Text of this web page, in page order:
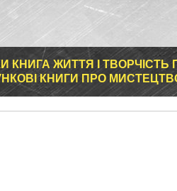
КНИГА ЖИТТЯ І
КНИГИ ПРО